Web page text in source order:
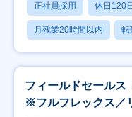
正社員採用 休日120
月残業20時間以内 転
フィールドセールス
※フルフレックス／